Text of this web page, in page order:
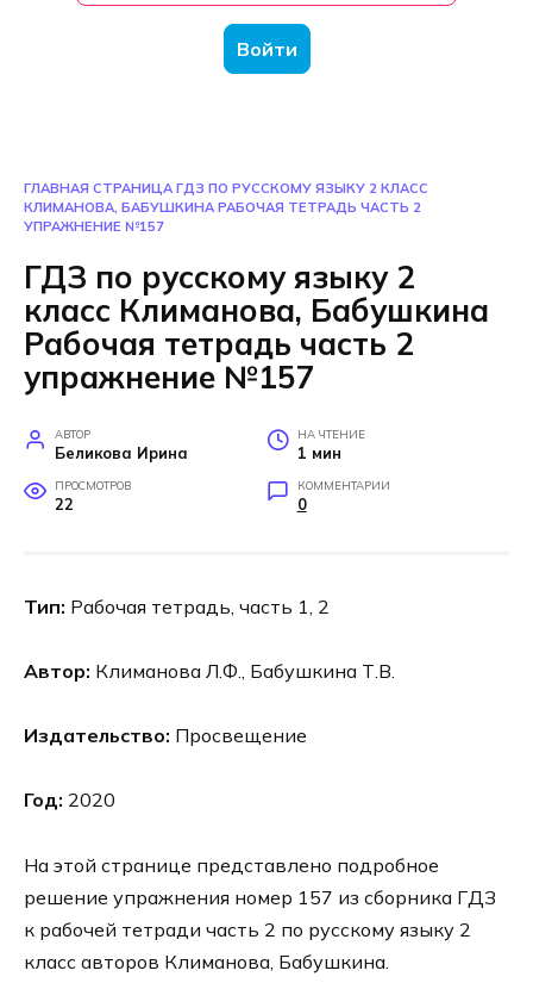
Войти
ГЛАВНАЯ СТРАНИЦА ГДЗ ПО РУССКОМУ ЯЗЫКУ 2 КЛАСС
КЛИМАНОВА, БАБУШКИНА РАБОЧАЯ ТЕТРАДЬ ЧАСТЬ 2
УПРАЖНЕНИЕ №157
ГДЗ по русскому языку 2
класс Климанова, Бабушкина
Рабочая тетрадь часть 2
упражнение №157
АВТОР
Беликова Ирина
НА ЧТЕНИЕ
1 мин
ПРОСМОТРОВ
22
КОММЕНТАРИИ
0
Тип: Рабочая тетрадь, часть 1, 2
Автор: Климанова Л.Ф., Бабушкина Т.В.
Издательство: Просвещение
Год: 2020
На этой странице представлено подробное
решение упражнения номер 157 из сборника ГДЗ
к рабочей тетради часть 2 по русскому языку 2
класс авторов Климанова, Бабушкина.